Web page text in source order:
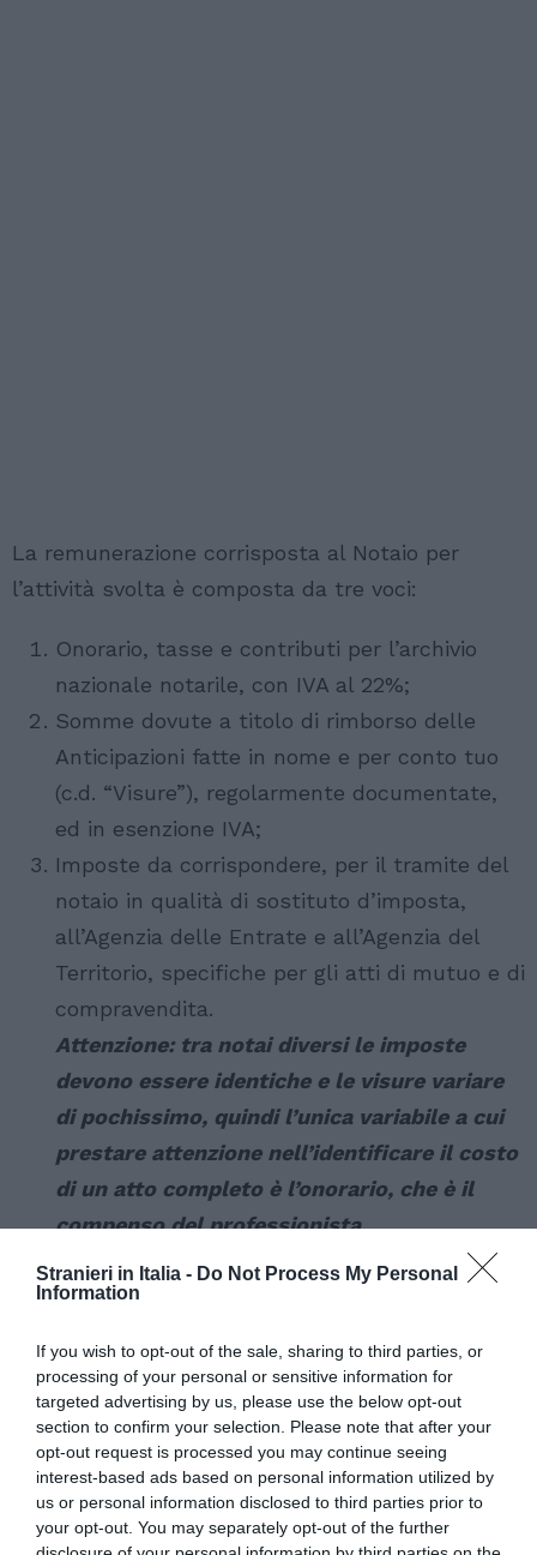
Stranieri in Italia - Do Not Process My Personal
Information
If you wish to opt-out of the sale, sharing to third parties, or
processing of your personal or sensitive information for
targeted advertising by us, please use the below opt-out
section to confirm your selection. Please note that after your
opt-out request is processed you may continue seeing
interest-based ads based on personal information utilized by
us or personal information disclosed to third parties prior to
your opt-out. You may separately opt-out of the further
La remunerazione corrisposta al Notaio per
l’attività svolta è composta da tre voci:
Onorario, tasse e contributi per l’archivio
nazionale notarile, con IVA al 22%;
Somme dovute a titolo di rimborso delle
Anticipazioni fatte in nome e per conto tuo
(c.d. “Visure”), regolarmente documentate,
ed in esenzione IVA;
Imposte da corrispondere, per il tramite del
notaio in qualità di sostituto d’imposta,
all’Agenzia delle Entrate e all’Agenzia del
Territorio, specifiche per gli atti di mutuo e di
compravendita.
Attenzione: tra notai diversi le imposte
devono essere identiche e le visure variare
di pochissimo, quindi l’unica variabile a cui
prestare attenzione nell’identificare il costo
di un atto completo è l’onorario, che è il
compenso del professionista.
MUTUI, I NOTAI SONO TUTTI UGUALI?
Articolo seguente
MUTUI, QUAL È IL NOTAIO GIUSTO?
TI POTREBBERO INTERESSARE
ANCHE: